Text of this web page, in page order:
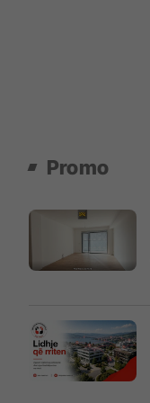
Promo